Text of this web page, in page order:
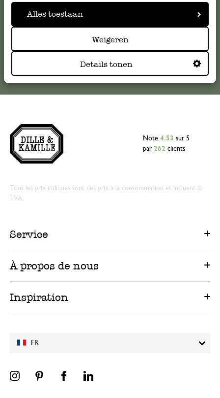
Alles toestaan
Weigeren
Details tonen
serviceclientele@dille-kamille.com
FR
Note 4.53 sur 5
par 262 clients
Tous les prix indiqués sont des prix à la consommation et incluent la
TVA.
Service
À propos de nous
Inspiration